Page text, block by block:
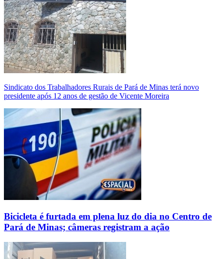
Sindicato dos Trabalhadores Rurais de Pará de Minas terá novo
presidente após 12 anos de gestão de Vicente Moreira
Bicicleta é furtada em plena luz do dia no Centro de
Pará de Minas; câmeras registram a ação